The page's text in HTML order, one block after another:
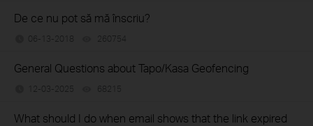
De ce nu pot să mă înscriu?
06-13-2018 260754
General Questions about Tapo/Kasa Geofencing
12-03-2025 68215
What should I do when email shows that the link expired